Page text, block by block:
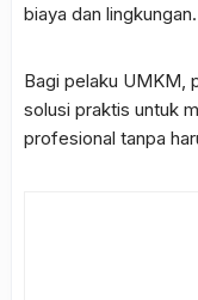
biaya dan lingkungan.
Bagi pelaku UMKM,
solusi praktis untuk
profesional tanpa